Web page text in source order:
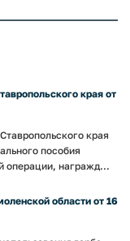
края от
края
пособия
операции, награжд...
области от 16